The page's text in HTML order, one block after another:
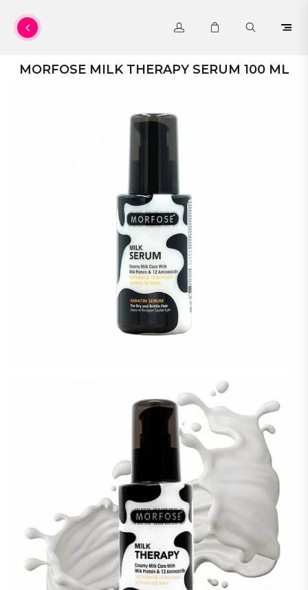
MORFOSE MILK THERAPY SERUM 100 ML